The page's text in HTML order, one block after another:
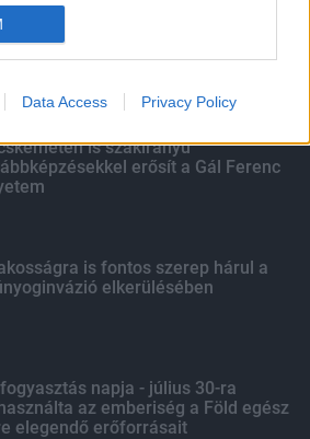
Data Access Privacy Policy
is szakirányú
erősít a Gál Ferenc
is fontos szerep hárul a
elkerülésében
napja - július 30-ra
az emberiség a Föld egész
elegendő erőforrásait